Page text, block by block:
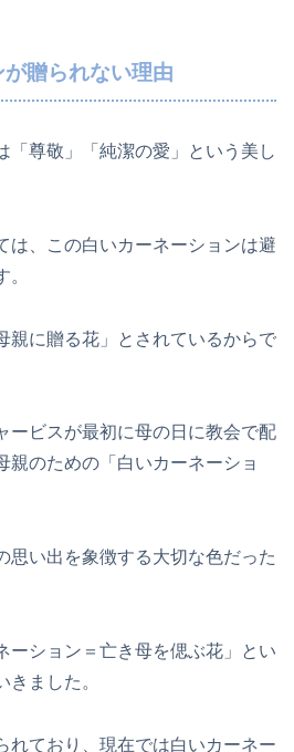
贈られない理由
「尊敬」「純潔の愛」という美し
は、この白いカーネーションは避
親に贈る花」とされているからで
ービスが最初に母の日に教会で配
親のための「白いカーネーショ
思い出を象徴する大切な色だった
ーション＝亡き母を偲ぶ花」とい
きました。
れており、現在では白いカーネー